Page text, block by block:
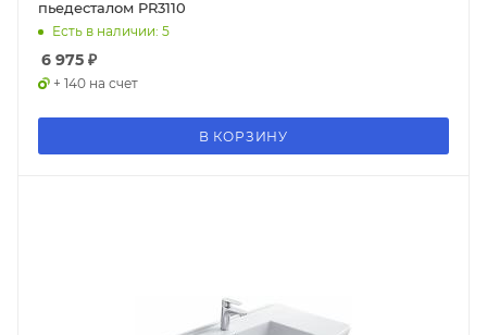
пьедесталом PR3110
Есть в наличии: 5
6 975 ₽
+ 140 на счет
В КОРЗИНУ